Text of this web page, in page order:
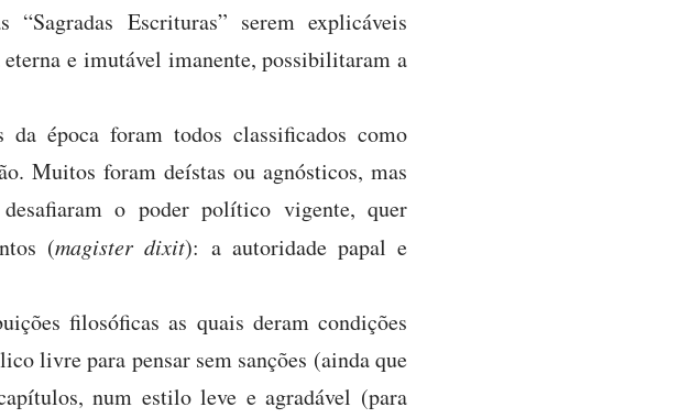
Escrituras” serem explicáveis
e imutável imanente, possibilitaram a
da época foram todos classificados como
Muitos foram deístas ou agnósticos, mas
o poder político vigente, quer
(magister dixit): a autoridade papal e
filosóficas as quais deram condições
livre para pensar sem sanções (ainda que
num estilo leve e agradável (para